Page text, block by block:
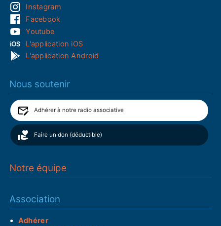
Instagram
Facebook
Youtube
L'application iOS
L'application Android
Nous soutenir
Adhérer à notre radio associative
Faire un don (déductible)
Notre équipe
Association
Adhérer